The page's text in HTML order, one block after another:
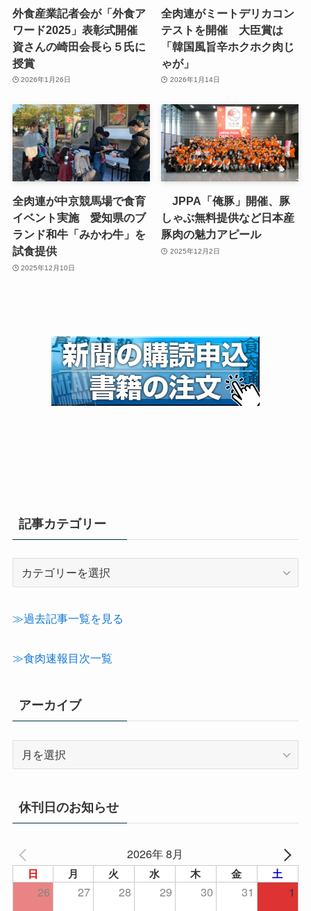
外食産業記者会が「外食ア
ワード2025」表彰式開催
資さんの崎田会長ら５氏に
授賞
2026年1月26日
全肉連がミートデリカコン
テストを開催 大臣賞は
「韓国風旨辛ホクホク肉じ
ゃが」
2026年1月14日
全肉連が中京競馬場で食育
イベント実施 愛知県のブ
ランド和牛「みかわ牛」を
試食提供
2025年12月10日
JPPA「俺豚」開催、豚
しゃぶ無料提供など日本産
豚肉の魅力アピール
2025年12月2日
記事カテゴリー
テ
≫過去記事一覧を見る
≫食肉速報目次一覧
アーカイブ
イ
ブ
休刊日のお知らせ
2026年 8月
日 月 火 水 木 金 土
26 27 28 29 30 31
1